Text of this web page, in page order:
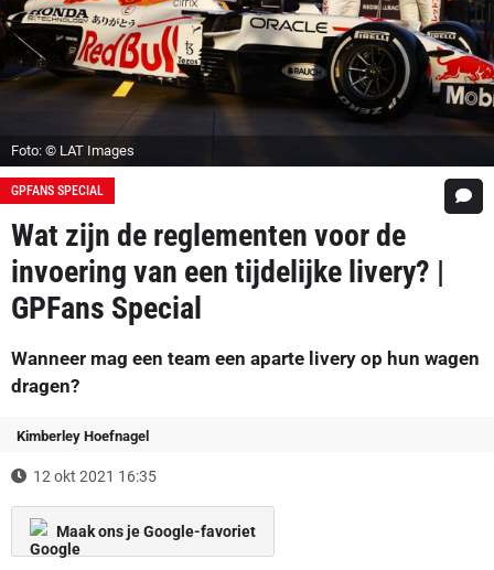
Foto: © LAT Images
GPFANS SPECIAL
Wat zijn de reglementen voor de
invoering van een tijdelijke livery? |
GPFans Special
Wanneer mag een team een aparte livery op hun wagen
dragen?
Kimberley Hoefnagel
12 okt 2021 16:35
Maak ons je Google-favoriet